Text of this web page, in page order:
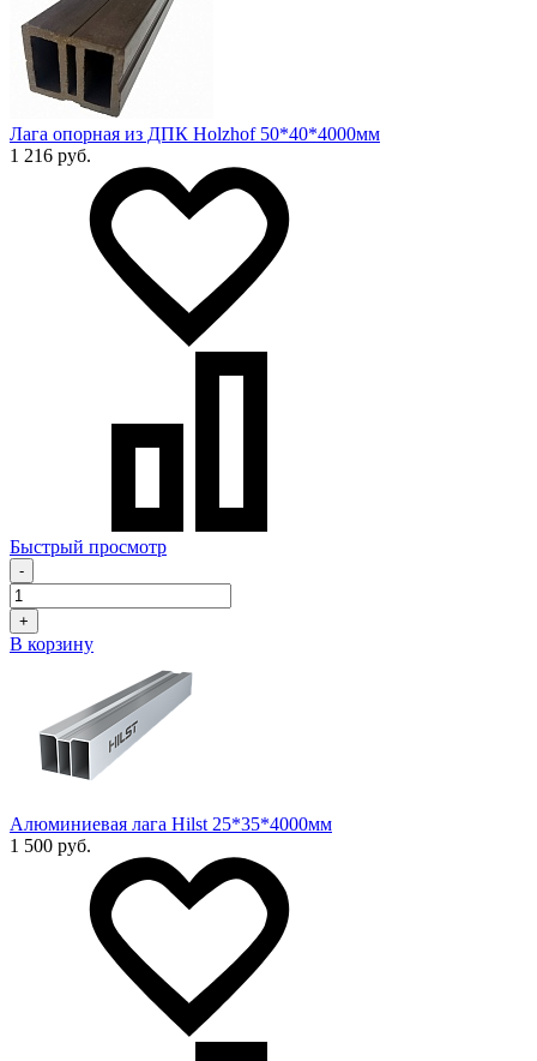
Лага опорная из ДПК Holzhof 50*40*4000мм
1 216 руб.
Быстрый просмотр
-
+
В корзину
Алюминиевая лага Hilst 25*35*4000мм
1 500 руб.